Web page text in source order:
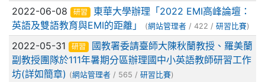
2022-06-08 研習
東華大學辦理「2022 EMI高峰論壇：
英語及雙語教育與EMI的距離」
(網站管理者 / 422 / 研習比賽)
2022-05-31 研習
國教署委請臺師大陳秋蘭教授、羅美蘭
副教授團隊於111年暑期分區辦理國中小英語教師研習工作
坊(詳如簡章) (網站管理者 / 565 / 研習比賽)